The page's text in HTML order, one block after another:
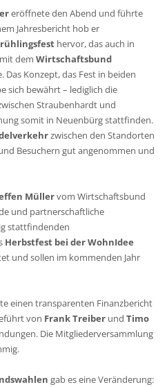
eröffnete den Abend und führte
Jahresbericht hob er
hervor, das auch in
dem Wirtschaftsbund
Konzept, das Fest in beiden
sich bewährt – lediglich die
Straubenhardt und
somit in Neuenbürg stattfinden.
zwischen den Standorten
Besuchern gut angenommen und
Müllervom Wirtschaftsbund
und partnerschaftliche
stattfindenden
Herbstfest bei der WohnIdee
und sollen im kommenden Jahr
einen transparenten Finanzbericht
von Frank Treiberund Timo
Die Mitgliederversammlung
gab es eine Veränderung: